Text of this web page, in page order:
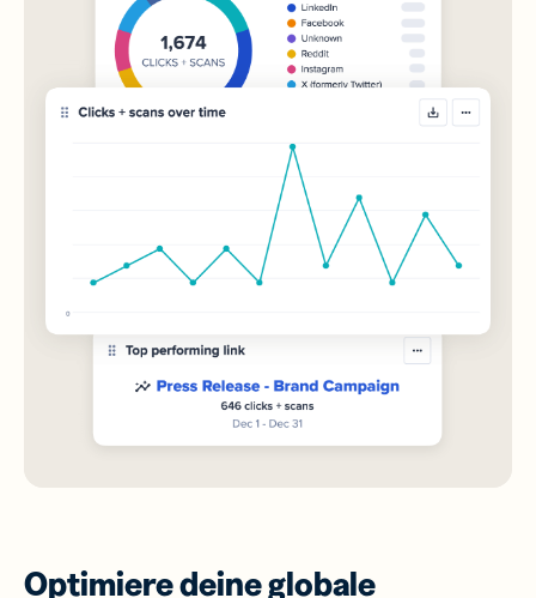
Optimiere deine globale